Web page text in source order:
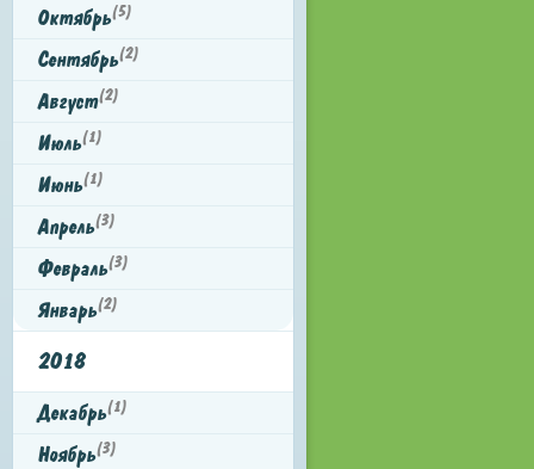
Октябрь(5)
Сентябрь(2)
Август(2)
Июль(1)
Июнь(1)
Апрель(3)
Февраль(3)
Январь(2)
2018
Декабрь(1)
Ноябрь(3)